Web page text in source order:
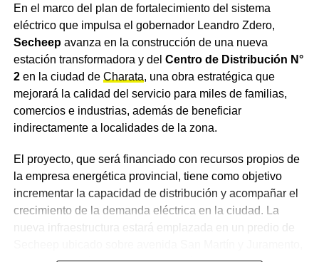
En el marco del plan de fortalecimiento del sistema
eléctrico que impulsa el gobernador Leandro Zdero,
Secheepavanza en la construcción de una nueva
estación transformadora y del Centro de Distribución N°
2en la ciudad de Charata, una obra estratégica que
mejorará la calidad del servicio para miles de familias,
comercios e industrias, además de beneficiar
indirectamente a localidades de la zona.
El proyecto, que será financiado con recursos propios de
la empresa energética provincial, tiene como objetivo
incrementar la capacidad de distribución y acompañar el
crecimiento de la demanda eléctrica en la ciudad. La
nueva infraestructura estará emplazada en un predio de